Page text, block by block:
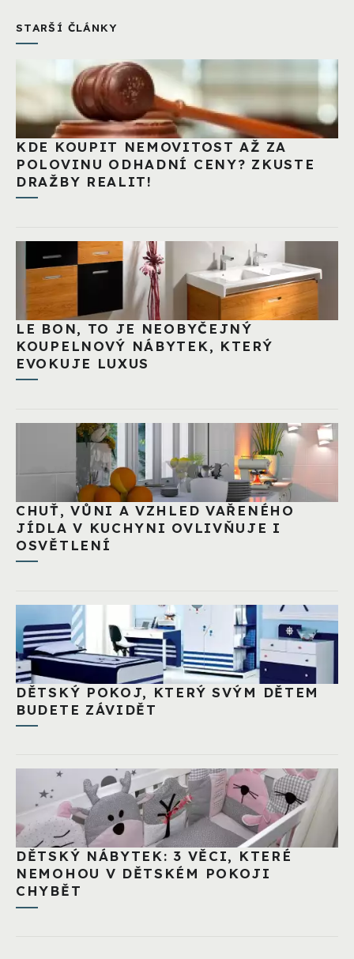
STARŠÍ ČLÁNKY
KDE KOUPIT NEMOVITOST AŽ ZA
POLOVINU ODHADNÍ CENY? ZKUSTE
DRAŽBY REALIT!
LE BON, TO JE NEOBYČEJNÝ
KOUPELNOVÝ NÁBYTEK, KTERÝ
EVOKUJE LUXUS
CHUŤ, VŮNI A VZHLED VAŘENÉHO
JÍDLA V KUCHYNI OVLIVŇUJE I
OSVĚTLENÍ
DĚTSKÝ POKOJ, KTERÝ SVÝM DĚTEM
BUDETE ZÁVIDĚT
DĚTSKÝ NÁBYTEK: 3 VĚCI, KTERÉ
NEMOHOU V DĚTSKÉM POKOJI
CHYBĚT